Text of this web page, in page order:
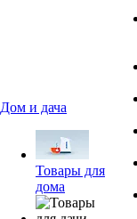
Дом и дача
Товары для
дома